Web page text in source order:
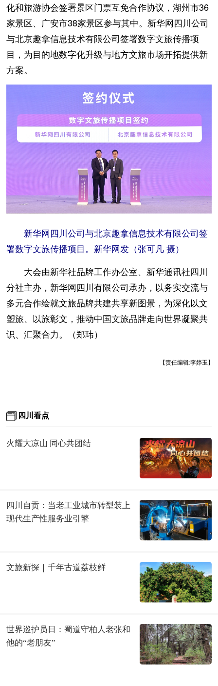
化和旅游协会签署景区门票互免合作协议，湖州市36
家景区、广安市38家景区参与其中。新华网四川公司
与北京趣拿信息技术有限公司签署数字文旅传播项
目，为目的地数字化升级与地方文旅市场开拓提供新
方案。
新华网四川公司与北京趣拿信息技术有限公司签
署数字文旅传播项目。新华网发（张可凡 摄）
大会由新华社品牌工作办公室、新华通讯社四川
分社主办，新华网四川有限公司承办，以务实交流与
多元合作绘就文旅品牌共建共享新图景，为深化以文
塑旅、以旅彰文，推动中国文旅品牌走向世界凝聚共
识、汇聚合力。（郑玮）
【责任编辑:李婷玉】